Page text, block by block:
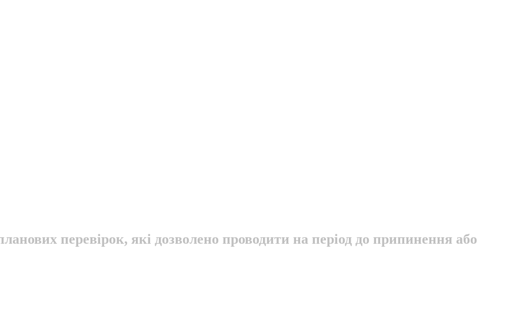
перевірок, які дозволено проводити на період до припинення або